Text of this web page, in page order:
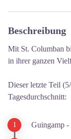
Beschreibung
Mit St. Columban
in ihrer ganzen
Dieser letzte Teil
Tagesdurchschnitt:
Guingamp -